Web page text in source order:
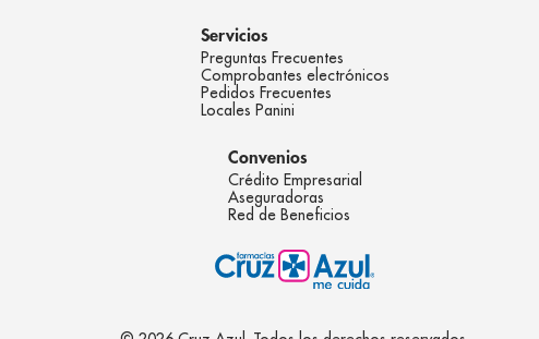
Servicios
Preguntas Frecuentes
Comprobantes electrónicos
Pedidos Frecuentes
Locales Panini
Convenios
Crédito Empresarial
Aseguradoras
Red de Beneficios